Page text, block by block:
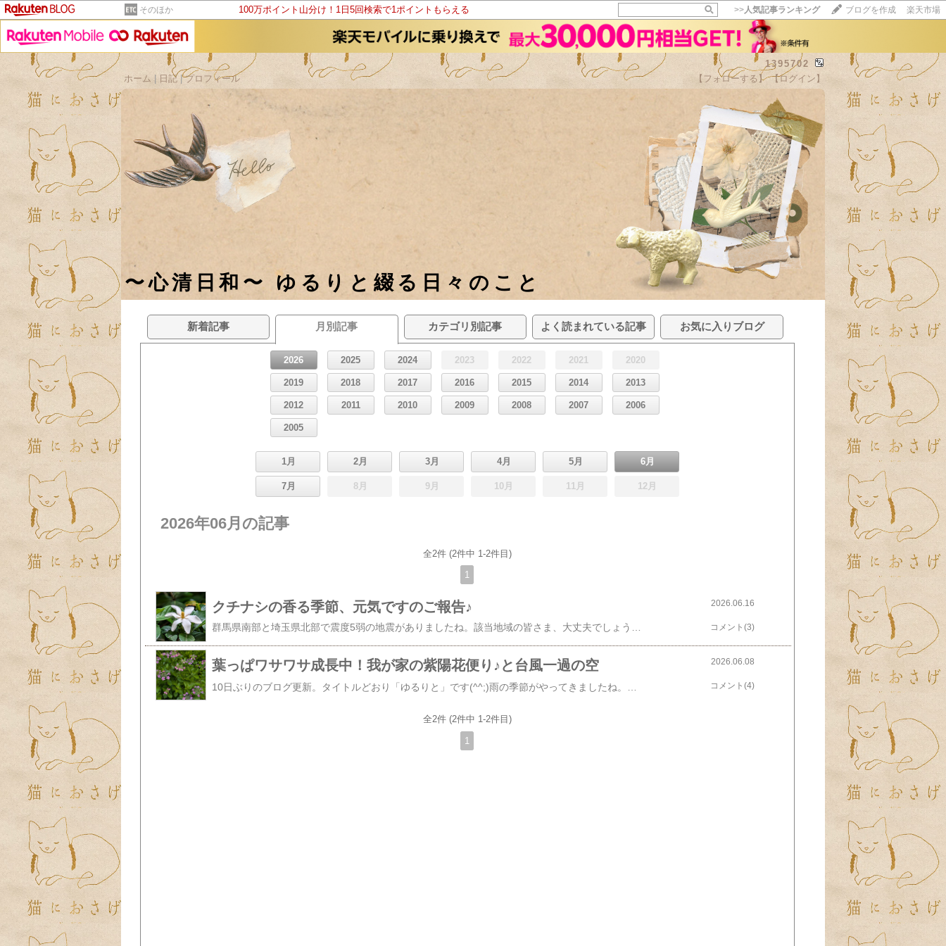
そのほか 100万ポイント山分け！1日5回検索で1ポイントもらえる >>人気記事ランキング ブログを作成 楽天市場
1395702
ホーム | 日記 |プロフィール 【フォローする】 【ログイン】
〜心清日和〜 ゆるりと綴る日々のこと
新着記事 月別記事 カテゴリ別記事 よく読まれている記事 お気に入りブログ
2026 2025 2024 2023 2022 2021 2020
2019 2018 2017 2016 2015 2014 2013
2012 2011 2010 2009 2008 2007 2006
2005
1月 2月 3月 4月 5月 6月
7月 8月 9月 10月 11月 12月
2026年06月の記事
全2件 (2件中 1-2件目)
1
クチナシの香る季節、元気ですのご報告♪ 2026.06.16
コメント(3)
葉っぱワサワサ成長中！我が家の紫陽花便り♪と台風一過の空 2026.06.08
コメント(4)
全2件 (2件中 1-2件目)
1